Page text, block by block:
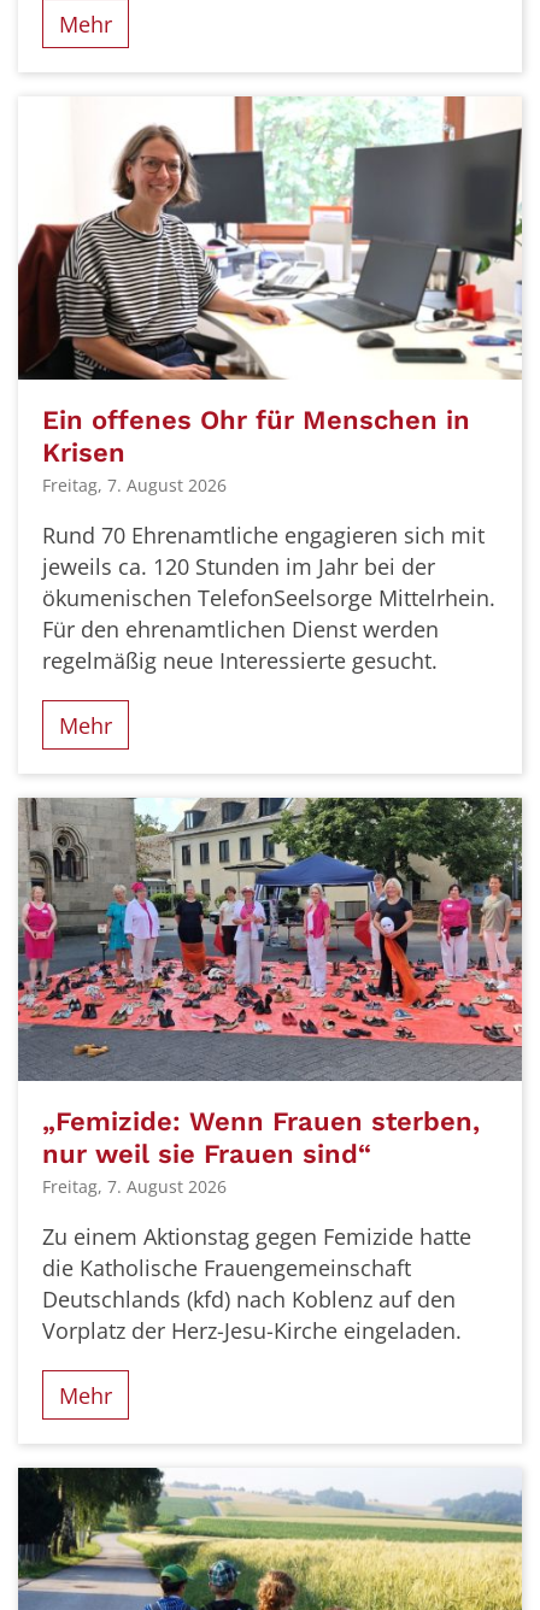
Mehr
Ein offenes Ohr für Menschen in
Krisen
Freitag, 7. August 2026
Rund 70 Ehrenamtliche engagieren sich mit
jeweils ca. 120 Stunden im Jahr bei der
ökumenischen TelefonSeelsorge Mittelrhein.
Für den ehrenamtlichen Dienst werden
regelmäßig neue Interessierte gesucht.
Mehr
„Femizide: Wenn Frauen sterben,
nur weil sie Frauen sind“
Freitag, 7. August 2026
Zu einem Aktionstag gegen Femizide hatte
die Katholische Frauengemeinschaft
Deutschlands (kfd) nach Koblenz auf den
Vorplatz der Herz-Jesu-Kirche eingeladen.
Mehr